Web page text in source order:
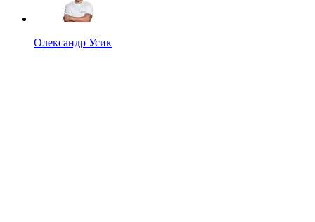
Олександр Усик